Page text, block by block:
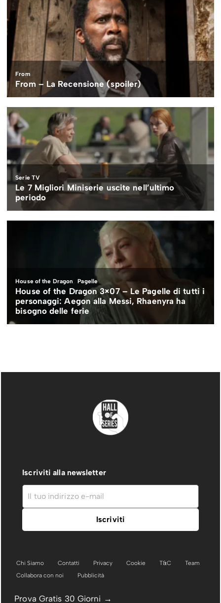
Iscriviti alla newsletter
Chi Siamo Contatti Privacy Cookie T&C
Team
Collabora con noi
Pubblicità
Prova Gratis 30 Giorni →